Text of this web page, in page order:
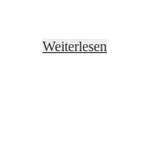
Weiterlesen